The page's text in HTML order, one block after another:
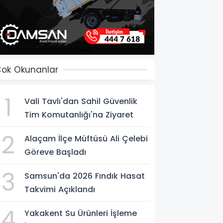
Okunanlar
1
Vali Tavlı'dan Sahil Güvenlik
Tim Komutanlığı'na Ziyaret
2
Alaçam İlçe Müftüsü Ali Çelebi
Göreve Başladı
3
Samsun'da 2026 Fındık Hasat
Takvimi Açıklandı
Yakakent Su Ürünleri İşleme